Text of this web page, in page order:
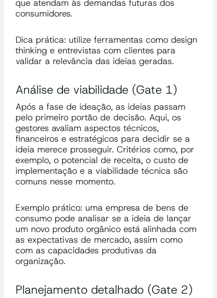
que atendam às demandas futuras dos
consumidores.
Dica prática: utilize ferramentas como design
thinking e entrevistas com clientes para
validar a relevância das ideias geradas.
Análise de viabilidade (Gate 1)
Após a fase de ideação, as ideias passam
pelo primeiro portão de decisão. Aqui, os
gestores avaliam aspectos técnicos,
financeiros e estratégicos para decidir se a
ideia merece prosseguir. Critérios como, por
exemplo, o potencial de receita, o custo de
implementação e a viabilidade técnica são
comuns nesse momento.
Exemplo prático: uma empresa de bens de
consumo pode analisar se a ideia de lançar
um novo produto orgânico está alinhada com
as expectativas de mercado, assim como
com as capacidades produtivas da
organização.
Planejamento detalhado (Gate 2)